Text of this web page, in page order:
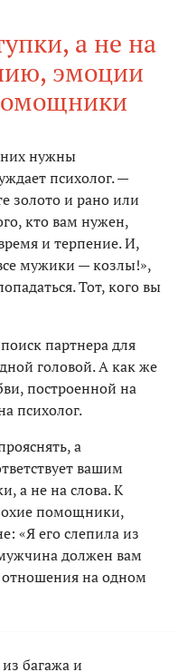
а не на
эмоции
них нужны
психолог. —
золото и рано или
кто вам нужен,
и терпение. И,
мужики — козлы!»,
Тот, кого вы
партнера для
головой. А как же
построенной на
психолог.
а
вашим
а не на слова. К
помощники,
«Я его слепила из
должен вам
отношения на одном
багажа и